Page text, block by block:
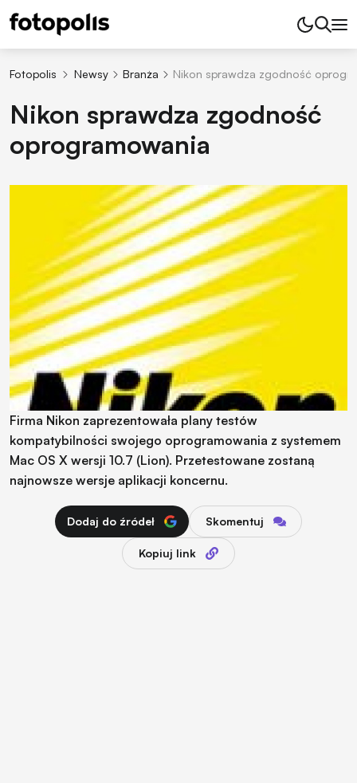
Fotopolis Newsy Branża Nikon sprawdza zgodność
Nikon sprawdza zgodność
oprogramowania
Firma Nikon zaprezentowała plany testów
kompatybilności swojego oprogramowania z systemem
Mac OS X wersji 10.7 (Lion). Przetestowane zostaną
najnowsze wersje aplikacji koncernu.
Dodaj do źródeł Skomentuj
Kopiuj link